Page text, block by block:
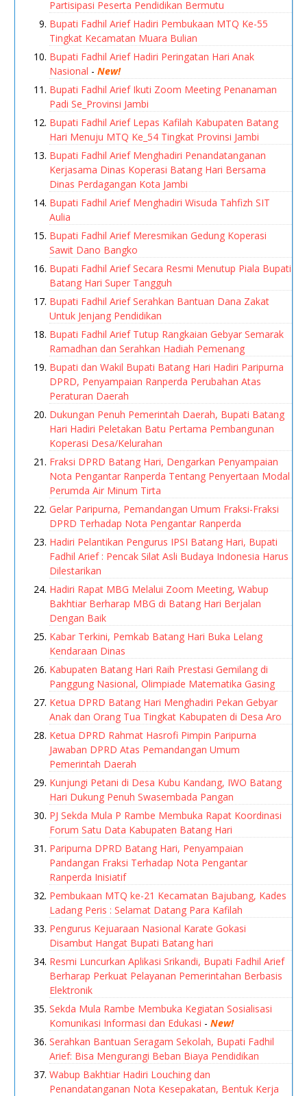
Partisipasi Peserta Pendidikan Bermutu
Bupati Fadhil Arief Hadiri Pembukaan MTQ Ke-55
Tingkat Kecamatan Muara Bulian
Bupati Fadhil Arief Hadiri Peringatan Hari Anak
Nasional -New!
Bupati Fadhil Arief Ikuti Zoom Meeting Penanaman
Padi Se_Provinsi Jambi
Bupati Fadhil Arief Lepas Kafilah Kabupaten Batang
Hari Menuju MTQ Ke_54 Tingkat Provinsi Jambi
Bupati Fadhil Arief Menghadiri Penandatanganan
Kerjasama Dinas Koperasi Batang Hari Bersama
Dinas Perdagangan Kota Jambi
Bupati Fadhil Arief Menghadiri Wisuda Tahfizh SIT
Aulia
Bupati Fadhil Arief Meresmikan Gedung Koperasi
Sawit Dano Bangko
Bupati Fadhil Arief Secara Resmi Menutup Piala Bupati
Batang Hari Super Tangguh
Bupati Fadhil Arief Serahkan Bantuan Dana Zakat
Untuk Jenjang Pendidikan
Bupati Fadhil Arief Tutup Rangkaian Gebyar Semarak
Ramadhan dan Serahkan Hadiah Pemenang
Bupati dan Wakil Bupati Batang Hari Hadiri Paripurna
DPRD, Penyampaian Ranperda Perubahan Atas
Peraturan Daerah
Dukungan Penuh Pemerintah Daerah, Bupati Batang
Hari Hadiri Peletakan Batu Pertama Pembangunan
Koperasi Desa/Kelurahan
Fraksi DPRD Batang Hari, Dengarkan Penyampaian
Nota Pengantar Ranperda Tentang Penyertaan Modal
Perumda Air Minum Tirta
Gelar Paripurna, Pemandangan Umum Fraksi-Fraksi
DPRD Terhadap Nota Pengantar Ranperda
Hadiri Pelantikan Pengurus IPSI Batang Hari, Bupati
Fadhil Arief : Pencak Silat Asli Budaya Indonesia Harus
Dilestarikan
Hadiri Rapat MBG Melalui Zoom Meeting, Wabup
Bakhtiar Berharap MBG di Batang Hari Berjalan
Dengan Baik
Kabar Terkini, Pemkab Batang Hari Buka Lelang
Kendaraan Dinas
Kabupaten Batang Hari Raih Prestasi Gemilang di
Panggung Nasional, Olimpiade Matematika Gasing
Ketua DPRD Batang Hari Menghadiri Pekan Gebyar
Anak dan Orang Tua Tingkat Kabupaten di Desa Aro
Ketua DPRD Rahmat Hasrofi Pimpin Paripurna
Jawaban DPRD Atas Pemandangan Umum
Pemerintah Daerah
Kunjungi Petani di Desa Kubu Kandang, IWO Batang
Hari Dukung Penuh Swasembada Pangan
PJ Sekda Mula P Rambe Membuka Rapat Koordinasi
Forum Satu Data Kabupaten Batang Hari
Paripurna DPRD Batang Hari, Penyampaian
Pandangan Fraksi Terhadap Nota Pengantar
Ranperda Inisiatif
Pembukaan MTQ ke-21 Kecamatan Bajubang, Kades
Ladang Peris : Selamat Datang Para Kafilah
Pengurus Kejuaraan Nasional Karate Gokasi
Disambut Hangat Bupati Batang hari
Resmi Luncurkan Aplikasi Srikandi, Bupati Fadhil Arief
Berharap Perkuat Pelayanan Pemerintahan Berbasis
Elektronik
Sekda Mula Rambe Membuka Kegiatan Sosialisasi
Komunikasi Informasi dan Edukasi -New!
Serahkan Bantuan Seragam Sekolah, Bupati Fadhil
Arief: Bisa Mengurangi Beban Biaya Pendidikan
Wabup Bakhtiar Hadiri Louching dan
Penandatanganan Nota Kesepakatan, Bentuk Kerja